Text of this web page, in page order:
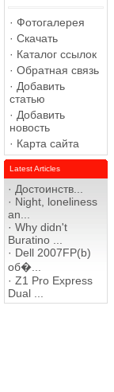
· Фотогалерея
· Скачать
· Каталог ссылок
· Обратная связь
· Добавить
статью
· Добавить
новость
· Карта сайта
Latest Articles
· Достоинств...
· Night, loneliness
an...
· Why didn't
Buratino ...
· Dell 2007FP(b)
об�...
· Z1 Pro Express
Dual ...